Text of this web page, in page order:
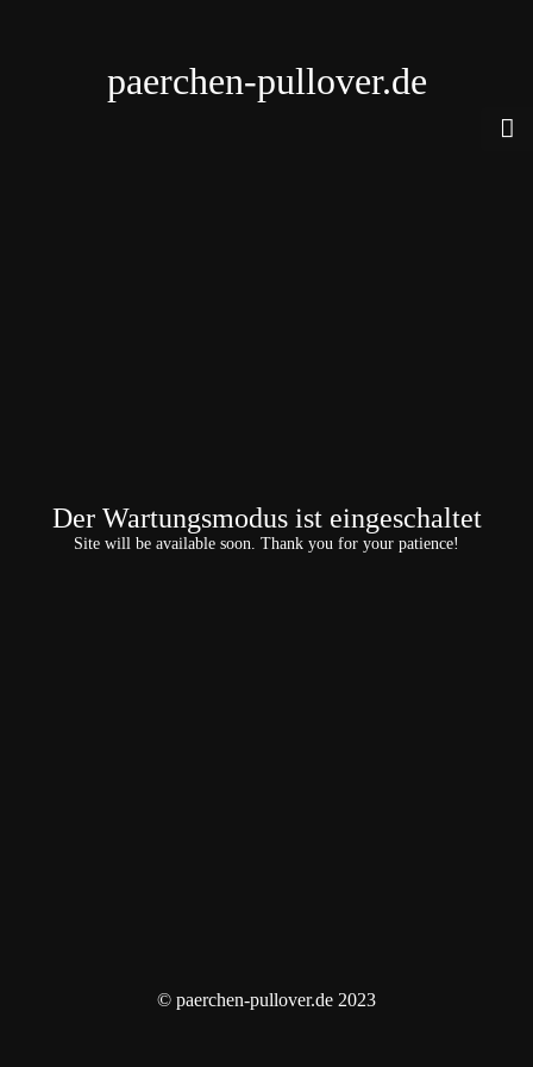
paerchen-pullover.de
Der Wartungsmodus ist eingeschaltet
Site will be available soon. Thank you for your patience!
© paerchen-pullover.de 2023